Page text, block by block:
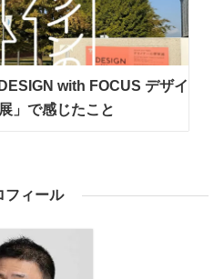
with FOCUS デザイ
」で感じたこと
フィール